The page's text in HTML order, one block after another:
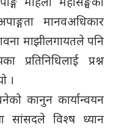
मानवअधिकार
माझीलगायतले पनि
प्रतिनिधिलाई प्रश्न
।
कानुन कार्यान्वयन
विश्ष ध्यान